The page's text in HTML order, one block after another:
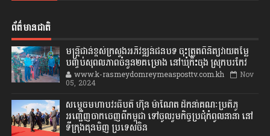
ព័ត៌មានជាតិ
មន្ត្រីជាន់ខ្ពស់ក្រសួងអភិវឌ្ឍន៍ជនបទ ចុះត្រួតពិនិត្យវាយតម្លៃ
បញ្ចប់សុពលភាពចំនួន២គម្រោង នៅឃុំកិះចុង ស្រុកបរកែវ
www.k-rasmeydomreymeasposttv.com.kh Nov
05, 2024
សម្តេចមហាបវរធិបតី ហ៊ុន ម៉ាណែត ដឹកនាំគណៈប្រតិភូ
អញ្ជើញចាកចេញពីកម្ពុជា ទៅចូលរួមកិច្ចប្រជុំកំពូលនានា នៅ
ទីក្រុងគុនមិញ ប្រទេសចិន